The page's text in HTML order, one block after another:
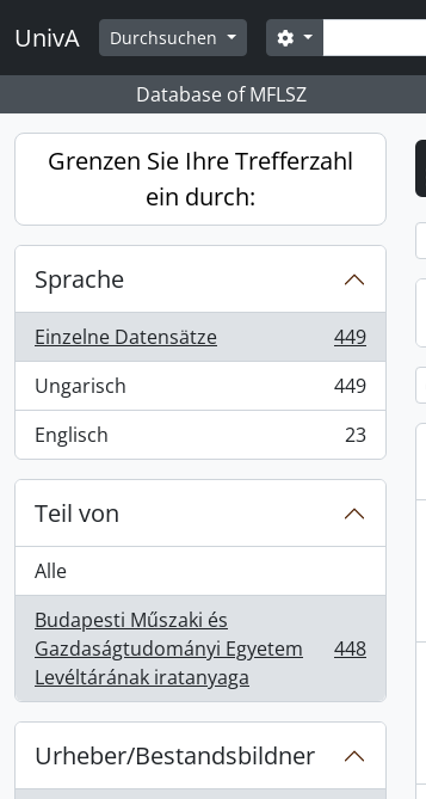
Skip to main content
UnivA Durchsuchen SucheSearch options
Database of MFLSZ
Grenzen Sie Ihre Trefferzahl
ein durch:
Sprache
Einzelne Datensätze
, 449 Ergebnisse
449
Ungarisch
, 449 Ergebnisse
449
Englisch
, 23 Ergebnisse 23
Teil von
Alle
Budapesti Műszaki és
Gazdaságtudományi Egyetem
Levéltárának iratanyaga
, 448 Ergebnisse 448
Urheber/Bestandsbildner